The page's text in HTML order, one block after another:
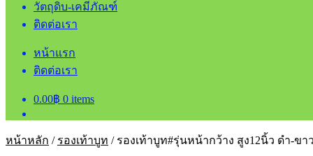
วัตถุดิบ-เคมีภัณฑ์
ติดต่อเรา
หน้าแรก
ติดต่อเรา
0.00฿ 0 items
หน้าหลัก / รองเท้าบูท / รองเท้าบูท#รุ่นหน้ากว้าง สูง12นิ้ว ดำ-ขาว